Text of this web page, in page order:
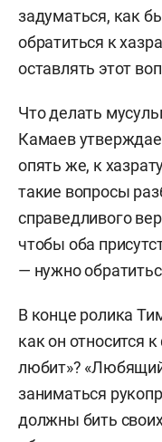
задуматься, как
обратиться к
оставлять этот
Что делать
Камаев
опять же, к
такие вопросы
справедливого
чтобы оба
— нужно
В конце ролика
как он относится
любит»?
заниматься
должны бить